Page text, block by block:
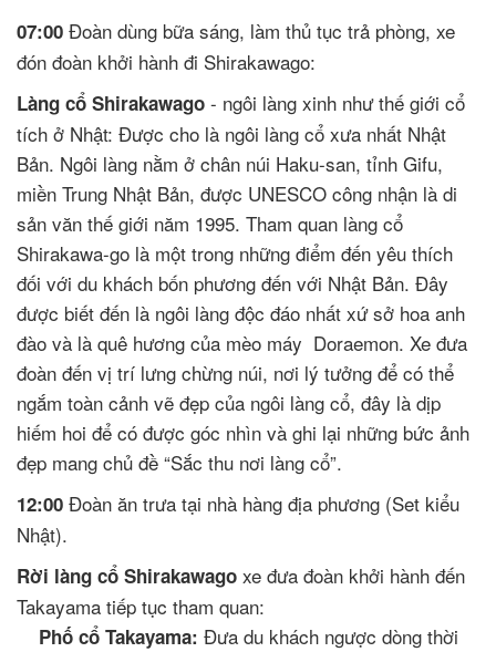
07:00 Đoàn dùng bữa sáng, làm thủ tục trả phòng, xe
đón đoàn khởi hành đi Shirakawago:
Làng cổ Shirakawago - ngôi làng xinh như thế giới cổ
tích ở Nhật: Được cho là ngôi làng cổ xưa nhất Nhật
Bản. Ngôi làng nằm ở chân núi Haku-san, tỉnh Gifu,
miền Trung Nhật Bản, được UNESCO công nhận là di
sản văn thế giới năm 1995. Tham quan làng cổ
Shirakawa-go là một trong những điểm đến yêu thích
đối với du khách bốn phương đến với Nhật Bản. Đây
được biết đến là ngôi làng độc đáo nhất xứ sở hoa anh
đào và là quê hương của mèo máy Doraemon. Xe đưa
đoàn đến vị trí lưng chừng núi, nơi lý tưởng để có thể
ngắm toàn cảnh vẽ đẹp của ngôi làng cổ, đây là dịp
hiếm hoi để có được góc nhìn và ghi lại những bức ảnh
đẹp mang chủ đề “Sắc thu nơi làng cổ”.
12:00 Đoàn ăn trưa tại nhà hàng địa phương (Set kiểu
Nhật).
Rời làng cổ Shirakawago xe đưa đoàn khởi hành đến
Takayama tiếp tục tham quan:
Phố cổ Takayama: Đưa du khách ngược dòng thời